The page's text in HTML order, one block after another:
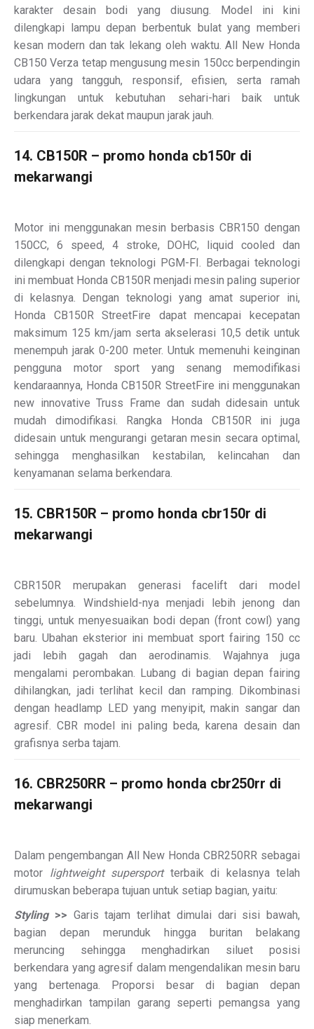
karakter desain bodi yang diusung. Model ini kini
dilengkapi lampu depan berbentuk bulat yang memberi
kesan modern dan tak lekang oleh waktu. All New Honda
CB150 Verza tetap mengusung mesin 150cc berpendingin
udara yang tangguh, responsif, efisien, serta ramah
lingkungan untuk kebutuhan sehari-hari baik untuk
berkendara jarak dekat maupun jarak jauh.
14. CB150R – promo honda cb150r di
mekarwangi
Motor ini menggunakan mesin berbasis CBR150 dengan
150CC, 6 speed, 4 stroke, DOHC, liquid cooled dan
dilengkapi dengan teknologi PGM-FI. Berbagai teknologi
ini membuat Honda CB150R menjadi mesin paling superior
di kelasnya. Dengan teknologi yang amat superior ini,
Honda CB150R StreetFire dapat mencapai kecepatan
maksimum 125 km/jam serta akselerasi 10,5 detik untuk
menempuh jarak 0-200 meter. Untuk memenuhi keinginan
pengguna motor sport yang senang memodifikasi
kendaraannya, Honda CB150R StreetFire ini menggunakan
new innovative Truss Frame dan sudah didesain untuk
mudah dimodifikasi. Rangka Honda CB150R ini juga
didesain untuk mengurangi getaran mesin secara optimal,
sehingga menghasilkan kestabilan, kelincahan dan
kenyamanan selama berkendara.
15. CBR150R – promo honda cbr150r di
mekarwangi
CBR150R merupakan generasi facelift dari model
sebelumnya. Windshield-nya menjadi lebih jenong dan
tinggi, untuk menyesuaikan bodi depan (front cowl) yang
baru. Ubahan eksterior ini membuat sport fairing 150 cc
jadi lebih gagah dan aerodinamis. Wajahnya juga
mengalami perombakan. Lubang di bagian depan fairing
dihilangkan, jadi terlihat kecil dan ramping. Dikombinasi
dengan headlamp LED yang menyipit, makin sangar dan
agresif. CBR model ini paling beda, karena desain dan
grafisnya serba tajam.
16. CBR250RR – promo honda cbr250rr di
mekarwangi
Dalam pengembangan All New Honda CBR250RR sebagai
motor lightweight supersportterbaik di kelasnya telah
dirumuskan beberapa tujuan untuk setiap bagian, yaitu:
Styling>> Garis tajam terlihat dimulai dari sisi bawah,
bagian depan merunduk hingga buritan belakang
meruncing sehingga menghadirkan siluet posisi
berkendara yang agresif dalam mengendalikan mesin baru
yang bertenaga. Proporsi besar di bagian depan
menghadirkan tampilan garang seperti pemangsa yang
siap menerkam.